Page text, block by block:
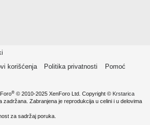
korišćenja Politika privatnosti
Pomoć
® © 2010-2025 XenForo Ltd. Copyright © Krstarica
zadržana. Zabranjena je reprodukcija u celini i u delovima
za sadržaj poruka.